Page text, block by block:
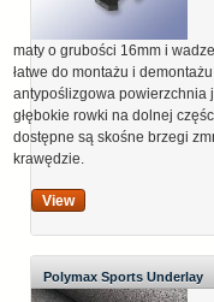
maty o grubości 16mm i
łatwe do montażu i
antypoślizgowa powierzchnia
głębokie rowki na dolnej
dostępne są skośne brzegi
krawędzie.
View
Polymax Sports Underlay